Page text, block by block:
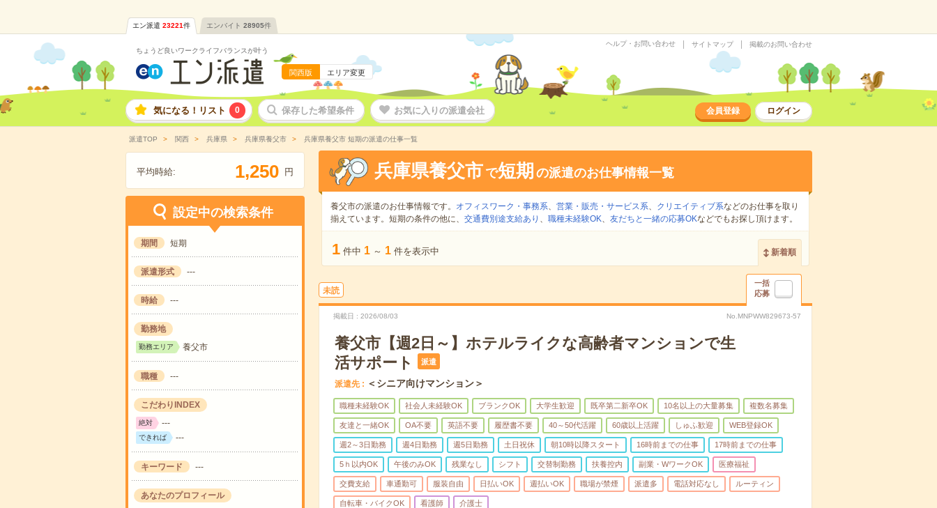
エン派遣 23221件 エンバイト 28905件
ちょうど良いワークライフバランスが叶う
関西版 エリア変更
ヘルプ・お問い合わせ サイトマップ 掲載のお問い合わせ
気になる！リスト 0 保存した希望条件 お気に入りの派遣会社 会員登録 ログイン
派遣TOP 関西 兵庫県 兵庫県養父市 兵庫県養父市 短期の派遣の仕事一覧
平均時給: 1,250 円
設定中の検索条件
期間 短期
派遣形式 ---
時給 ---
勤務地
勤務エリア 養父市
職種 ---
こだわりINDEX
絶対 ---
できれば ---
キーワード ---
あなたのプロフィール
兵庫県養父市 で短期 の派遣のお仕事情報一覧
養父市の派遣のお仕事情報です。 オフィスワーク・事務系、 営業・販売・サービス系、 クリエイティブ系などのお仕事を取り
揃えています。短期の条件の他に、 交通費別途支給あり 、 職種未経験OK、 友だちと一緒の応募OKなどでもお探し頂けます。
1 件中 1 ～ 1 件を表示中 新着順
未読
一括
応募
掲載日 2026/08/03 No.MNPWW829673-57
養父市【週2日～】ホテルライクな高齢者マンションで生
活サポート
派遣
派遣先 ＜シニア向けマンション＞
職種未経験OK 社会人未経験OK ブランクOK 大学生歓迎 既卒第二新卒OK 10名以上の大量募集 複数名募集
友達と一緒OK OA不要 英語不要 履歴書不要 40～50代活躍 60歳以上活躍 しゅふ歓迎 WEB登録OK
週2～3日勤務 週4日勤務 週5日勤務 土日祝休 朝10時以降スタート 16時前までの仕事 17時前までの仕事
5ｈ以内OK 午後のみOK 残業なし シフト 交替制勤務 扶養控内 副業・WワークOK 医療福祉
交費支給 車通勤可 服装自由 日払いOK 週払いOK 職場が禁煙 派遣多 電話対応なし ルーティン
自転車・バイクOK 看護師 介護士